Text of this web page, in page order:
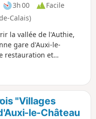
3h 00
Facile
Calais)
la vallée de l'Authie,
gare d'Auxi-le-
restauration et
ici aussi, les
des superbes points
ville d'Auxi.
"Villages
le-Château